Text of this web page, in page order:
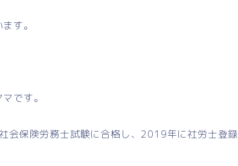
す。
です。
会保険労務士試験に合格し、2019年に社労士登録